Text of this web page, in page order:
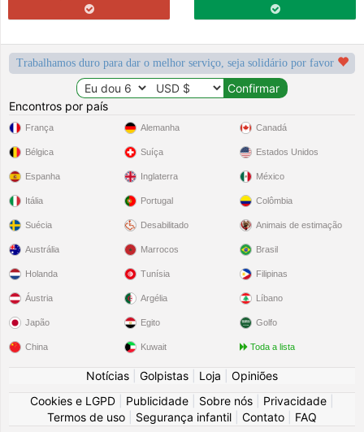
Trabalhamos duro para dar o melhor serviço, seja solidário por favor
Encontros por país
França
Bélgica
Espanha
Itália
Suécia
Alemanha
Suíça
Inglaterra
Portugal
Desabilitado
Canadá
Estados Unidos
México
Colômbia
Animais de estimação
Austrália
Holanda
Áustria
Japão
China
Marrocos
Tunísia
Argélia
Egito
Kuwait
Brasil
Filipinas
Líbano
Golfo
Toda a lista
Notícias Golpistas Loja
Opiniões
Cookies e LGPD
Publicidade Sobre nós Privacidade
Termos de uso
Segurança infantil Contato FAQ